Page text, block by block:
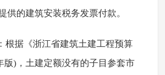
供的建筑安装税务发票付款。
根据《浙江省建筑土建工程预算
版)，土建定额没有的子目参套市